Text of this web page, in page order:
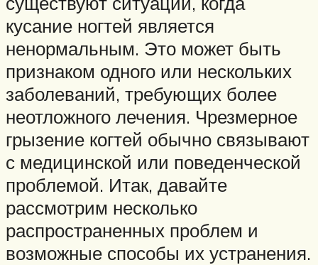
кусание ногтей является
ненормальным. Это может быть
признаком одного или нескольких
заболеваний, требующих более
неотложного лечения. Чрезмерное
грызение когтей обычно связывают
с медицинской или поведенческой
проблемой. Итак, давайте
рассмотрим несколько
распространенных проблем и
возможные способы их устранения.